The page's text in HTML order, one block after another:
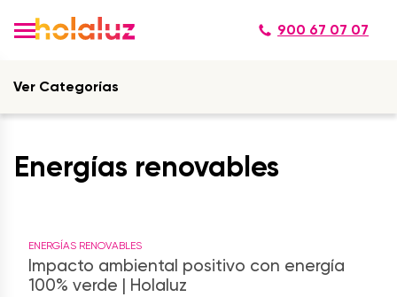
900 67 07 07
Ver Categorías
Energías renovables
ENERGÍAS RENOVABLES
Impacto ambiental positivo con energía
100% verde | Holaluz